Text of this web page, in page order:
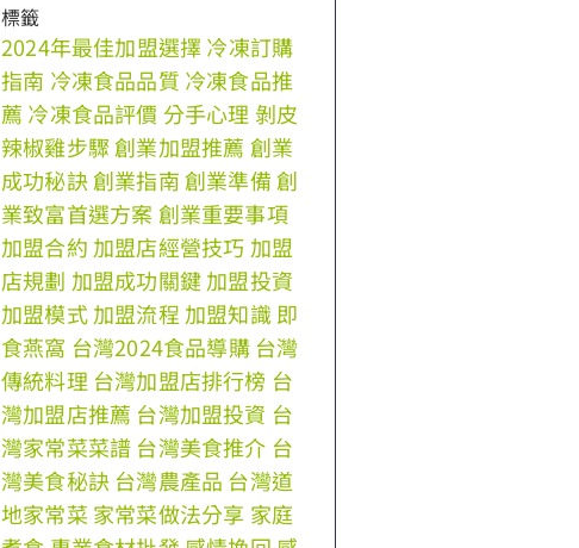
標籤
2024年最佳加盟選擇冷凍訂購
指南 冷凍食品品質 冷凍食品推
薦 冷凍食品評價 分手心理 剝皮
辣椒雞步驟 創業加盟推薦 創業
成功秘訣創業指南創業準備創
業致富首選方案創業重要事項
加盟合約 加盟店經營技巧 加盟
店規劃 加盟成功關鍵加盟投資
加盟模式加盟流程 加盟知識即
食燕窩 台灣2024食品導購 台灣
傳統料理 台灣加盟店排行榜 台
灣加盟店推薦 台灣加盟投資 台
灣家常菜菜譜 台灣美食推介 台
灣美食秘訣 台灣農產品 台灣道
地家常菜 家常菜做法分享 家庭